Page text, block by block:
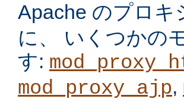
Apache のプロキ
に、 いくつかの
す:
mod_proxy_ajp,